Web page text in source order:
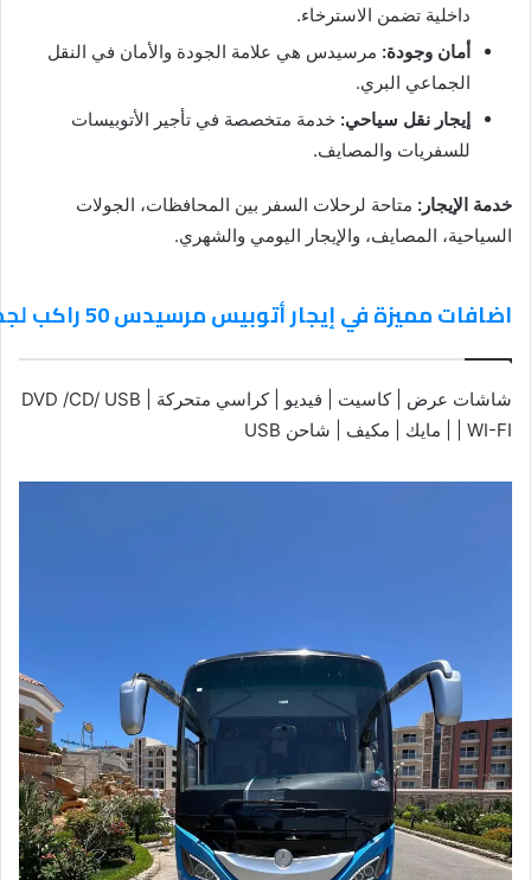
داخلية تضمن الاسترخاء.
أمان وجودة: مرسيدس هي علامة الجودة والأمان في النقل
الجماعي البري.
إيجار نقل سياحي: خدمة متخصصة في تأجير الأتوبيسات
للسفريات والمصايف.
خدمة الإيجار: متاحة لرحلات السفر بين المحافظات، الجولات
السياحية، المصايف، والإيجار اليومي والشهري.
اضافات مميزة في إيجار أتوبيس مرسيدس 50 راكب لجميع رحلات السفر الجماعي
شاشات عرض | كاسيت | فيديو | كراسي متحركة | DVD /CD/ USB
| WI-FI | مايك | مكيف | شاحن USB